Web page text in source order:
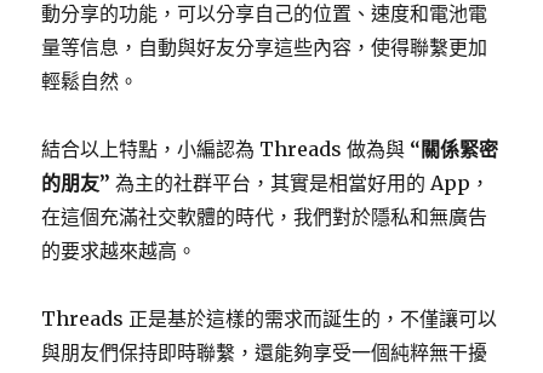
動分享的功能，可以分享自己的位置、速度和電池電
量等信息，自動與好友分享這些內容，使得聯繫更加
輕鬆自然。
結合以上特點，小編認為 Threads 做為與 “關係緊密
的朋友” 為主的社群平台，其實是相當好用的 App，
在這個充滿社交軟體的時代，我們對於隱私和無廣告
的要求越來越高。
Threads 正是基於這樣的需求而誕生的，不僅讓可以
與朋友們保持即時聯繫，還能夠享受一個純粹無干擾